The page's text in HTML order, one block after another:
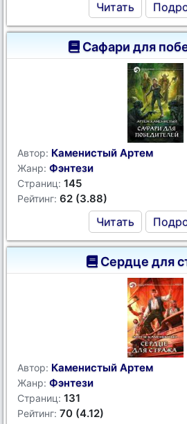
Читать
Сафари для
Автор: Каменистый Артем
Жанр: Фэнтези
Страниц: 145
Рейтинг: 62 (3.88)
Читать
Сердце для
Автор: Каменистый Артем
Жанр: Фэнтези
Страниц: 131
Рейтинг: 70 (4.12)